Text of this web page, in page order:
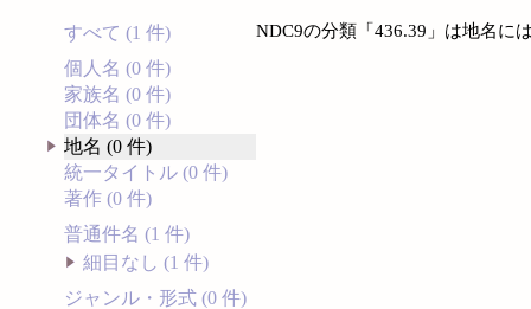
すべて (1 件)
個人名 (0 件)
家族名 (0 件)
団体名 (0 件)
地名 (0 件)
統一タイトル (0 件)
著作 (0 件)
普通件名 (1 件)
細目なし (1 件)
ジャンル・形式 (0 件)
NDC9の分類「436.39」は地名に